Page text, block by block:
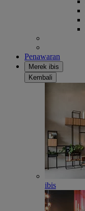
Penawaran
Merek ibis
Kembali
ibis